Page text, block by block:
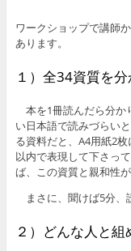
ワークショップで講師
あります。
１）全34資質を
本を1冊読んだら分か
い日本語で読みづらい
る資料だと、A4用紙2
以内で表現して下さっ
ば、この資質と親和性
まさに、聞けば5分、
２）どんな人と